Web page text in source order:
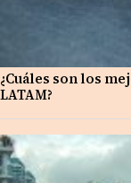
¿Cuáles son los
LATAM?